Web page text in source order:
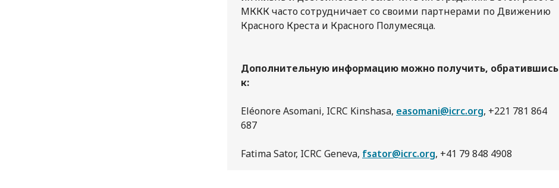
МККК часто сотрудничает со своими партнерами по Движению
Красного Креста и Красного Полумесяца.
Дополнительную информацию можно получить, обратившись
к:
Eléonore Asomani, ICRC Kinshasa, easomani@icrc.org, +221 781 864
687
Fatima Sator, ICRC Geneva, fsator@icrc.org, +41 79 848 4908